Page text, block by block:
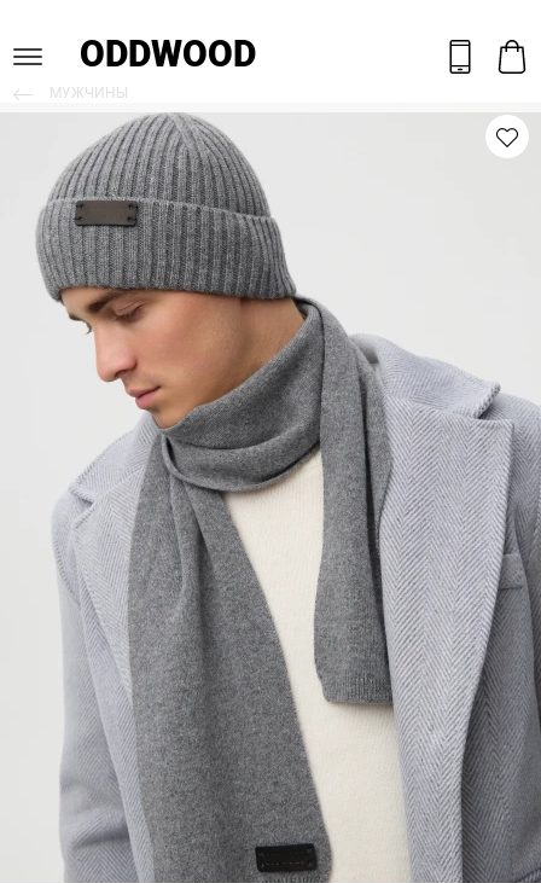
ODDWOOD
МУЖЧИНЫ